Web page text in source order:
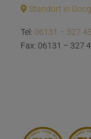
Standort in
Tel: 06131 – 327
Fax: 06131 – 327